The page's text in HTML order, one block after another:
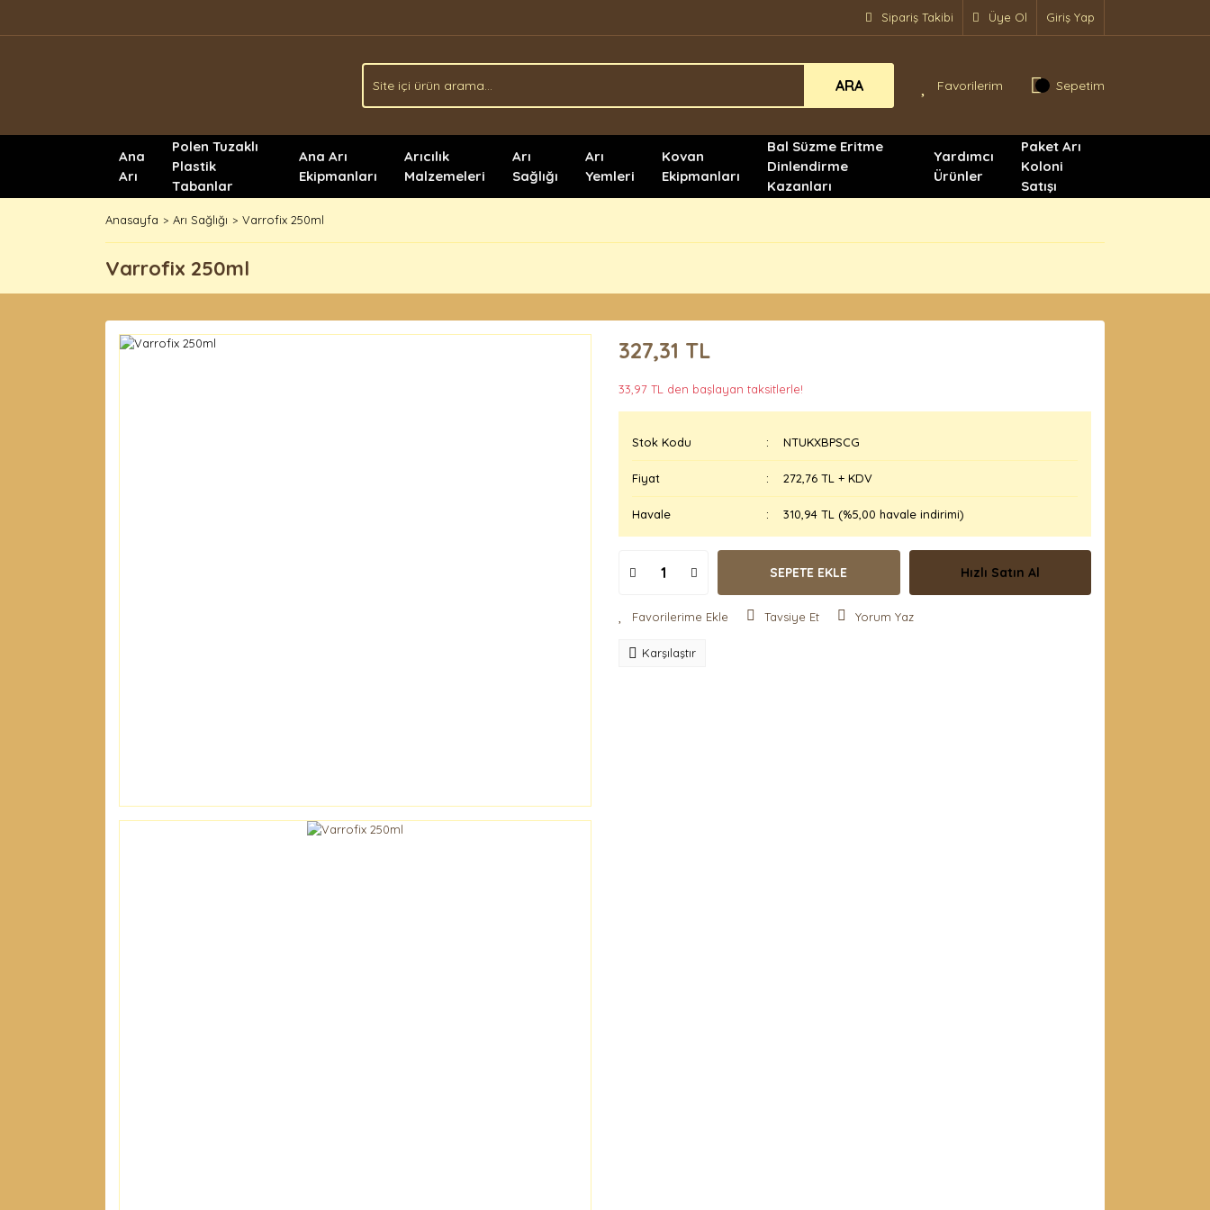
Sipariş Takibi Üye Ol Giriş Yap
ARA Favorilerim Sepetim
Ana
Arı
Polen Tuzaklı
Plastik
Tabanlar
Ana Arı
Ekipmanları
Arıcılık
Malzemeleri
Arı
Sağlığı
Arı
Yemleri
Kovan
Ekipmanları
Bal Süzme Eritme
Dinlendirme
Kazanları
Yardımcı
Ürünler
Paket Arı
Koloni
Satışı
Anasayfa Arı Sağlığı Varrofix 250ml
Varrofix 250ml
327,31 TL
33,97 TL den başlayan taksitlerle!
Stok Kodu NTUKXBPSCG
Fiyat 272,76 TL + KDV
Havale 310,94 TL (%5,00 havale indirimi)
SEPETE EKLE Hızlı Satın Al
Tavsiye Et Yorum Yaz
Karşılaştır